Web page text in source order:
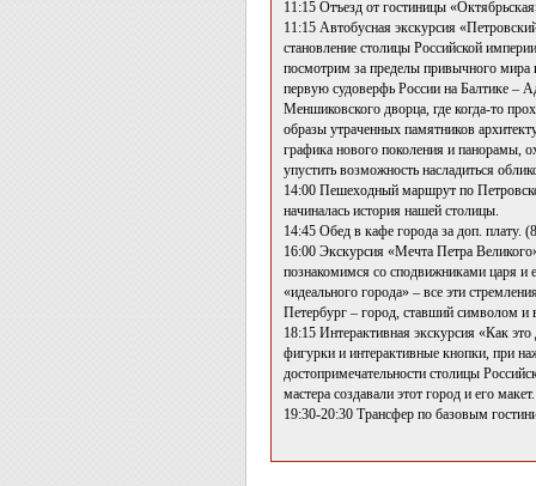
11:15 Отъезд от гостиницы
11:15 Автобусная экскурсия
становление столицы Российской
посмотрим за пределы привычного мира
первую судоверфь России на Балтике –
Меншиковского дворца, где когда-то
образы утраченных памятников
графика нового поколения и панорамы,
упустить возможность насладиться
14:00 Пешеходный маршрут по
начиналась история нашей столицы.
14:45 Обед в кафе города за доп. плату.
16:00 Экскурсия «Мечта Петра
познакомимся со сподвижниками царя и
«идеального города» – все эти
Петербург – город, ставший символом
18:15 Интерактивная экскурсия «Как
фигурки и интерактивные кнопки, при
достопримечательности столицы
мастера создавали этот город и его макет.
19:30-20:30 Трансфер по базовым